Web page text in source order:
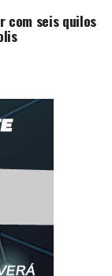
com seis quilos